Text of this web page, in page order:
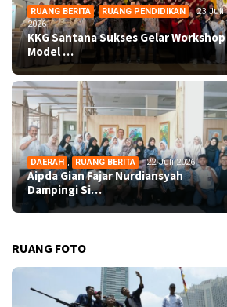
RUANG BERITA , RUANG PENDIDIKAN
23 Juli
2026
KKG Santana Sukses Gelar Workshop
Model …
DAERAH , RUANG BERITA 22 Juli 2026
Aipda Gian Fajar Nurdiansyah
Dampingi Si…
RUANG FOTO